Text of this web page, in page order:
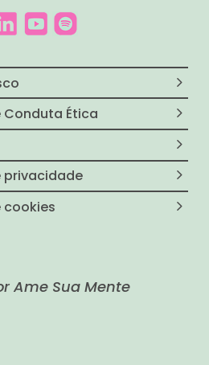
Ética
privacidade
cookies
Ame Sua Mente